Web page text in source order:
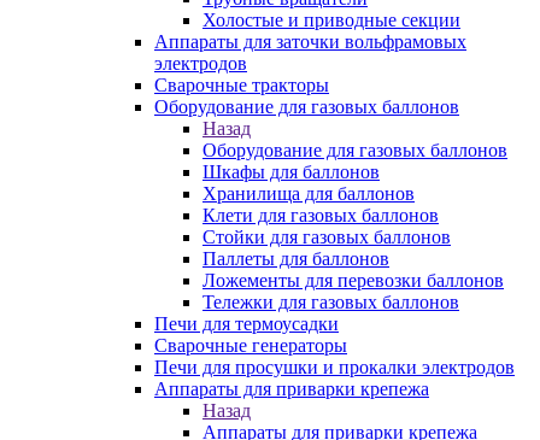
Холостые и приводные секции
Аппараты для заточки вольфрамовых
электродов
Сварочные тракторы
Оборудование для газовых баллонов
Назад
Оборудование для газовых баллонов
Шкафы для баллонов
Хранилища для баллонов
Клети для газовых баллонов
Стойки для газовых баллонов
Паллеты для баллонов
Ложементы для перевозки баллонов
Тележки для газовых баллонов
Печи для термоусадки
Сварочные генераторы
Печи для просушки и прокалки электродов
Аппараты для приварки крепежа
Назад
Аппараты для приварки крепежа